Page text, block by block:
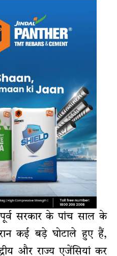
सरकार के पांच साल के
कई बड़े घोटाले हुए हैं,
और राज्य एजेंसियां कर